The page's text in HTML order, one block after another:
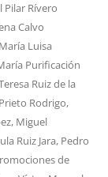
Pilar Rívero
Calvo
María Luisa
Purificación
Ruiz de la
Rodrigo,
, Miguel
Ruiz Jara, Pedro
de